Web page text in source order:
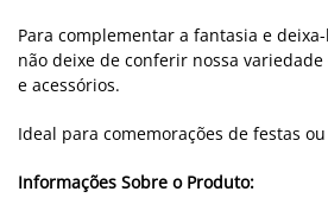
Para complementar a fantasia e
não deixe de conferir nossa
e acessórios.
Ideal para comemorações de festas
Informações Sobre o Produto: